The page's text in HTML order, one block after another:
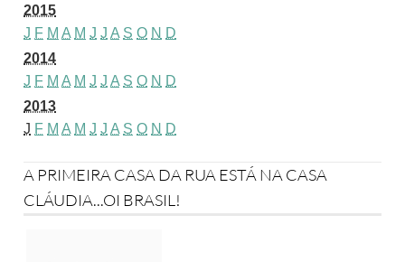
2015
J F M A M J J A S O N D
2014
J F M A M J J A S O N D
2013
J F M A M J J A S O N D
A PRIMEIRA CASA DA RUA ESTÁ NA CASA
CLÁUDIA...OI BRASIL!